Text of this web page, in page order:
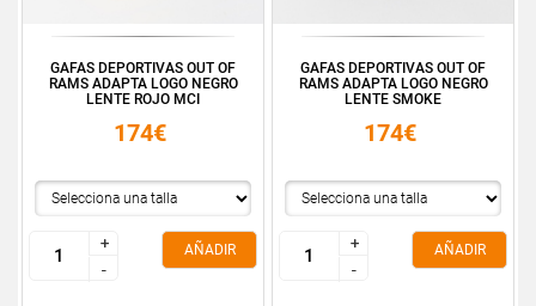
GAFAS DEPORTIVAS OUT OF
RAMS ADAPTA LOGO NEGRO
LENTE ROJO MCI
174€
+
-
+
-
AÑADIR
GAFAS DEPORTIVAS OUT OF
RAMS ADAPTA LOGO NEGRO
LENTE SMOKE
174€
+
-
+
-
AÑADIR